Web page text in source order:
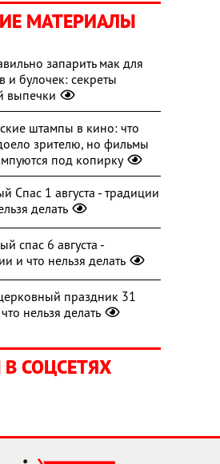
МАТЕРИАЛЫ
запарить мак для
и булочек: секреты
выпечки
штампы в кино: что
зрителю, но фильмы
под копирку
Спас 1 августа - традиции
делать
спас 6 августа -
и что нельзя делать
праздник 31
нельзя делать
СОЦСЕТЯХ